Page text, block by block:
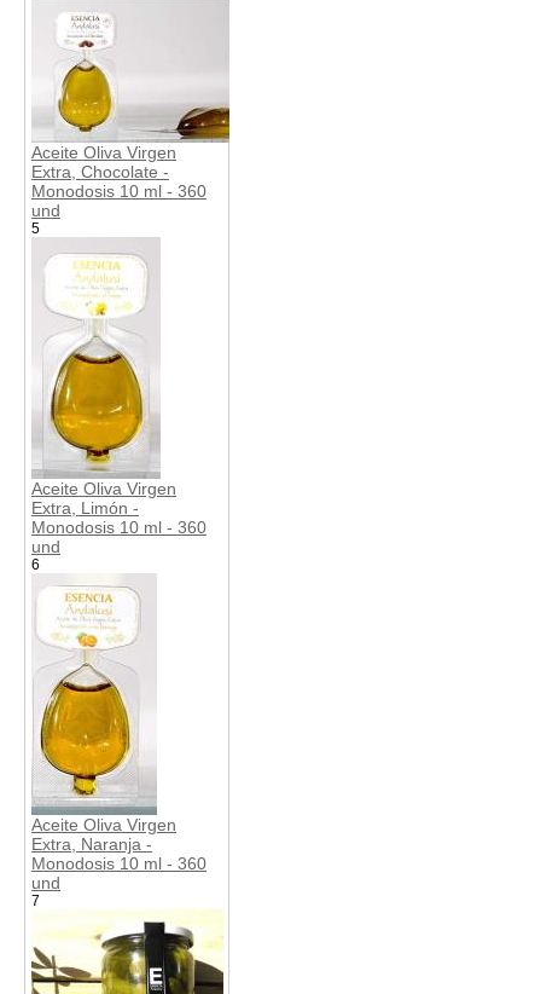
Aceite Oliva Virgen
Extra, Chocolate -
Monodosis 10 ml - 360
und
5
Aceite Oliva Virgen
Extra, Limón -
Monodosis 10 ml - 360
und
6
Aceite Oliva Virgen
Extra, Naranja -
Monodosis 10 ml - 360
und
7